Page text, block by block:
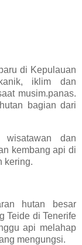
di Kepulauan
iklim dan
musim.panas.
bagian dari
wisatawan dan
kembang api di
kering.
hutan besar
Teide di Tenerife
api melahap
mengungsi.